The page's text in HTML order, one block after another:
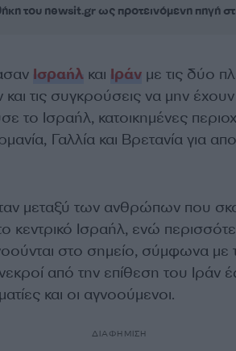
του newsit.gr ως προτεινόμενη πηγή
Ισραήλκαι Ιράνμε τις δύο
τις συγκρούσεις να μην
το Ισραήλ, κατοικημένες
Γαλλία και Βρετανία για
μεταξύ των ανθρώπων που
κεντρικό Ισραήλ, ενώ
στο σημείο, σύμφωνα με
από την επίθεση του
και οι αγνοούμενοι.
ΔΙΑΦΗΜΙΣΗ